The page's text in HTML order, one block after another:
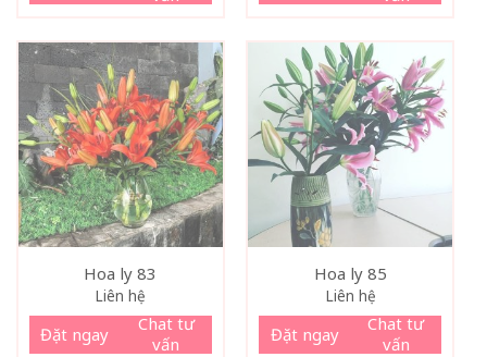
Hoa ly 83
Liên hệ
Đặt ngay
Chat tư
vấn
Hoa ly 85
Liên hệ
Đặt ngay
Chat tư
vấn